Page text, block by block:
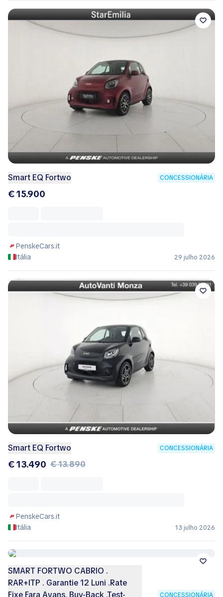
Smart EQ Fortwo CONCESSIONÁRIA
€ 15.900
PenskeCars.it
Itália
29 julho 2026
Smart EQ Fortwo CONCESSIONÁRIA
€ 13.490 € 13.890
PenskeCars.it
Itália
13 julho 2026
SMART FORTWO CABRIO .
RAR+ITP . Garantie 12 Luni .Rate
CONCESSIONÁRIA